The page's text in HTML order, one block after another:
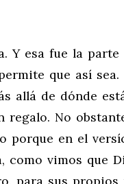
Y esa fue la
que así
allá de dónde
regalo. No
porque en el
como vimos que